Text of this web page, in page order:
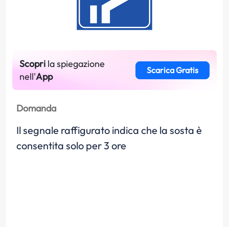
Scopri la spiegazione
nell'App
Scarica Gratis
Domanda
Il segnale raffigurato indica che la sosta è
consentita solo per 3 ore